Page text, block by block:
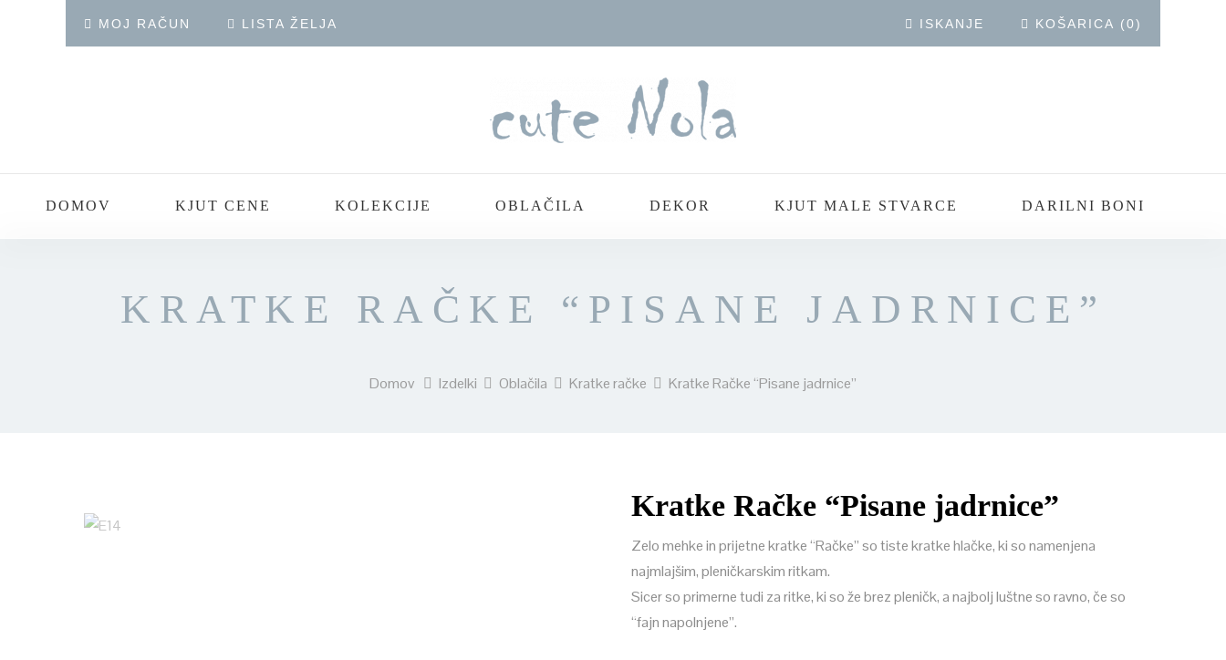
MOJ RAČUN LISTA ŽELJA ISKANJE KOŠARICA (0)
DOMOV KJUT CENE KOLEKCIJE OBLAČILA DEKOR KJUT MALE STVARCE DARILNI BONI
KRATKE RAČKE “PISANE JADRNICE”
Domov Izdelki Oblačila Kratke račke Kratke Račke “Pisane jadrnice”
Kratke Račke “Pisane jadrnice”
Zelo mehke in prijetne kratke “Račke” so tiste kratke hlačke, ki so namenjena
najmlajšim, pleničkarskim ritkam.
Sicer so primerne tudi za ritke, ki so že brez pleničk, a najbolj luštne so ravno, če so
“fajn napolnjene”.